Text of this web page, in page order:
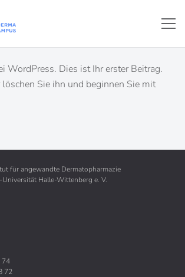
WordPress. Dies ist Ihr erster Beitrag.
löschen Sie ihn und beginnen Sie mit
für angewandte Dermatopharmazie
Halle-Wittenberg e. V.
74
72